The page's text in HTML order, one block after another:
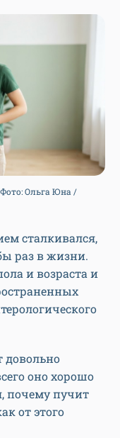
Ольга Юна /
сталкивался,
раз в жизни.
и возраста и
довольно
оно хорошо
почему пучит
от этого